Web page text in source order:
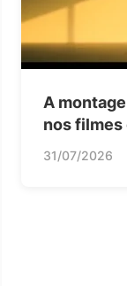
A
nos filmes
31/07/2026